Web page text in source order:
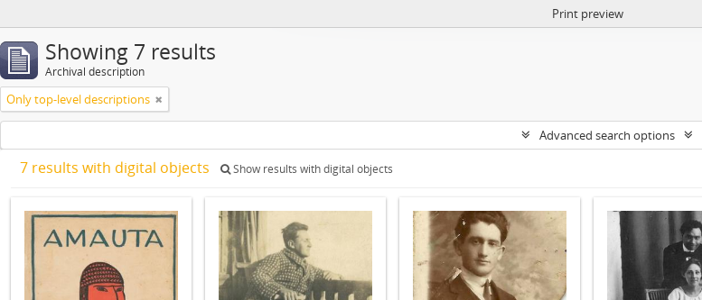
Print preview
Showing 7 results
Archival description
Only top-level descriptions
Advanced search options
7 results with digital objects Show results with digital objects